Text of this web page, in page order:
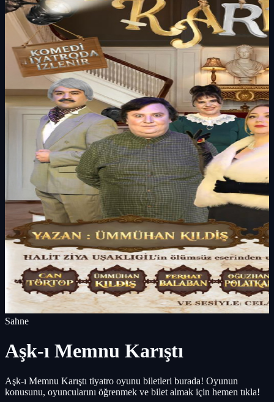
Sahne
Aşk-ı Memnu Karıştı
Aşk-ı Memnu Karıştı tiyatro oyunu biletleri burada! Oyunun
konusunu, oyuncularını öğrenmek ve bilet almak için hemen tıkla!